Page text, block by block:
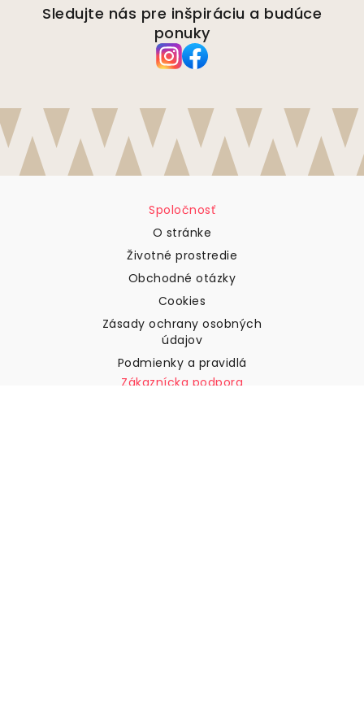
Sledujte nás pre inšpiráciu a budúce
ponuky
Spoločnosť
O stránke
Životné prostredie
Obchodné otázky
Cookies
Zásady ochrany osobných
údajov
Podmienky a pravidlá
Zákaznícka podpora